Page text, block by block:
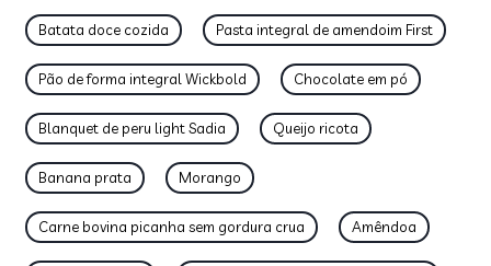
Batata doce cozida Pasta integral de amendoim First
Pão de forma integral Wickbold Chocolate em pó
Blanquet de peru light Sadia Queijo ricota
Banana prata Morango
Carne bovina picanha sem gordura crua Amêndoa